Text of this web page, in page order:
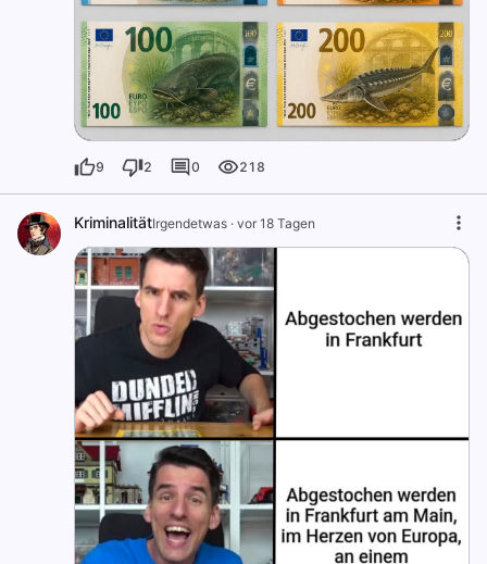
9 2 0 218
KriminalitätIrgendetwas · vor 18 Tagen